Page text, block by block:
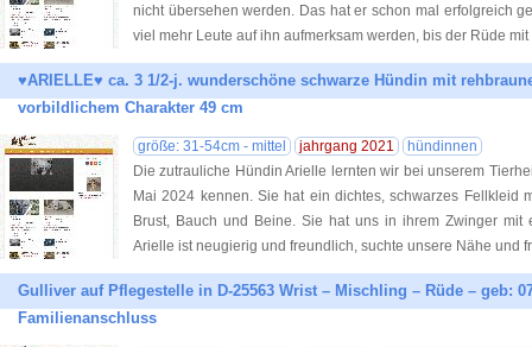
nicht übersehen werden. Das hat er schon mal erfolgreich
viel mehr Leute auf ihn aufmerksam werden, bis der Rüde mit
♥ARIELLE♥ ca. 3 1/2-j. wunderschöne schwarze Hündin mit
vorbildlichem Charakter 49 cm
größe: 31-54cm - mittel jahrgang 2021
hündinnen
Die zutrauliche Hündin Arielle lernten wir bei unserem
Mai 2024 kennen. Sie hat ein dichtes, schwarzes Fellkleid
Brust, Bauch und Beine. Sie hat uns in ihrem Zwinger mit
Arielle ist neugierig und freundlich, suchte unsere Nähe und
Gulliver auf Pflegestelle in D-25563 Wrist – Mischling – Rüde – geb:
Familienanschluss